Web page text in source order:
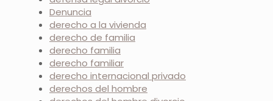
Denuncia
derecho a la vivienda
derecho de familia
derecho familia
derecho familiar
derecho internacional privado
derechos del hombre